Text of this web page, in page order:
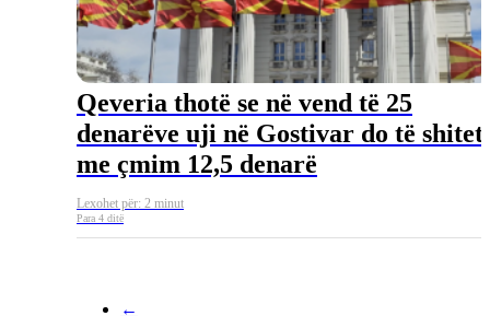
Qeveria thotë se në vend të 25
denarëve uji në Gostivar do të shitet
me çmim 12,5 denarë
Lexohet për: 2 minut
Para 4 ditë
←